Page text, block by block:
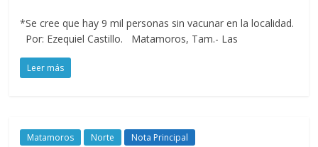
*Se cree que hay 9 mil personas sin vacunar en la localidad.
Por: Ezequiel Castillo. Matamoros, Tam.- Las
Leer más
Matamoros Norte Nota Principal